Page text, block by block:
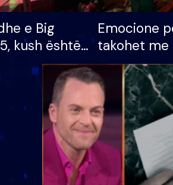
e Big
kush është
që lë shtëpinë
për
e madh
Emocione
takohet
vajzën dhe
S’kemi
apo jo?